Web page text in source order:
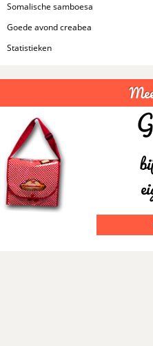
Somalische samboesa
Goede avond creabea
Statistieken